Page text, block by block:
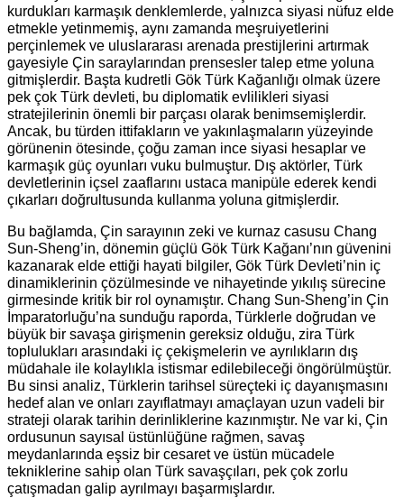
kurdukları karmaşık denklemlerde, yalnızca siyasi nüfuz elde
etmekle yetinmemiş, aynı zamanda meşruiyetlerini
perçinlemek ve uluslararası arenada prestijlerini artırmak
gayesiyle Çin saraylarından prensesler talep etme yoluna
gitmişlerdir. Başta kudretli Gök Türk Kağanlığı olmak üzere
pek çok Türk devleti, bu diplomatik evlilikleri siyasi
stratejilerinin önemli bir parçası olarak benimsemişlerdir.
Ancak, bu türden ittifakların ve yakınlaşmaların yüzeyinde
görünenin ötesinde, çoğu zaman ince siyasi hesaplar ve
karmaşık güç oyunları vuku bulmuştur. Dış aktörler, Türk
devletlerinin içsel zaaflarını ustaca manipüle ederek kendi
çıkarları doğrultusunda kullanma yoluna gitmişlerdir.
Bu bağlamda, Çin sarayının zeki ve kurnaz casusu Chang
Sun-Sheng’in, dönemin güçlü Gök Türk Kağanı’nın güvenini
kazanarak elde ettiği hayati bilgiler, Gök Türk Devleti’nin iç
dinamiklerinin çözülmesinde ve nihayetinde yıkılış sürecine
girmesinde kritik bir rol oynamıştır. Chang Sun-Sheng’in Çin
İmparatorluğu’na sunduğu raporda, Türklerle doğrudan ve
büyük bir savaşa girişmenin gereksiz olduğu, zira Türk
toplulukları arasındaki iç çekişmelerin ve ayrılıkların dış
müdahale ile kolaylıkla istismar edilebileceği öngörülmüştür.
Bu sinsi analiz, Türklerin tarihsel süreçteki iç dayanışmasını
hedef alan ve onları zayıflatmayı amaçlayan uzun vadeli bir
strateji olarak tarihin derinliklerine kazınmıştır. Ne var ki, Çin
ordusunun sayısal üstünlüğüne rağmen, savaş
meydanlarında eşsiz bir cesaret ve üstün mücadele
tekniklerine sahip olan Türk savaşçıları, pek çok zorlu
çatışmadan galip ayrılmayı başarmışlardır.